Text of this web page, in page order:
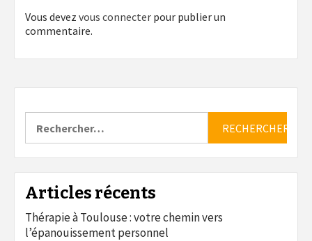
Vous devez vous connecter pour publier un
commentaire.
Articles récents
Thérapie à Toulouse : votre chemin vers
l’épanouissement personnel